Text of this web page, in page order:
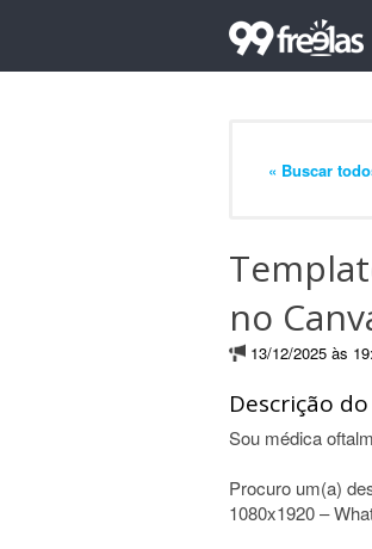
« Buscar
no
13/12/2025 às
Descrição
Sou médica
Procuro um(a)
1080x1920 –